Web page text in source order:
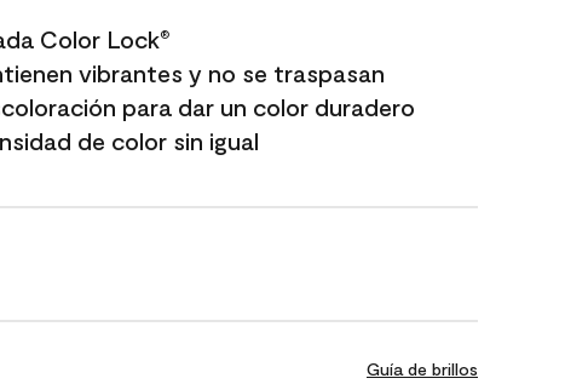
Color Lock®
vibrantes y no se traspasan
para dar un color duradero
de color sin igual
Guía de brillos